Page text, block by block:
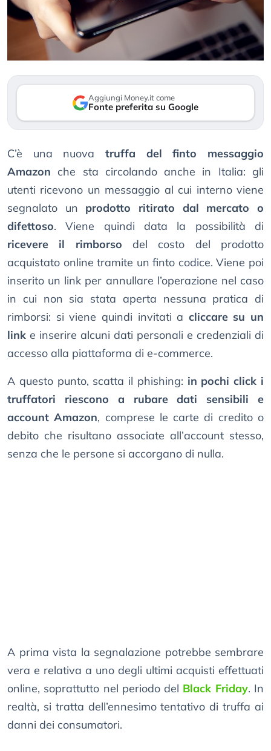
Aggiungi Money.it come
Fonte preferita su Google
C’è una nuova truffa del finto messaggio
Amazon che sta circolando anche in Italia: gli
utenti ricevono un messaggio al cui interno viene
segnalato un prodotto ritirato dal mercato o
difettoso. Viene quindi data la possibilità di
ricevere il rimborso del costo del prodotto
acquistato online tramite un finto codice. Viene poi
inserito un link per annullare l’operazione nel caso
in cui non sia stata aperta nessuna pratica di
rimborsi: si viene quindi invitati a cliccare su un
link e inserire alcuni dati personali e credenziali di
accesso alla piattaforma di e-commerce.
A questo punto, scatta il phishing: in pochi click i
truffatori riescono a rubare dati sensibili e
account Amazon, comprese le carte di credito o
debito che risultano associate all’account stesso,
senza che le persone si accorgano di nulla.
A prima vista la segnalazione potrebbe sembrare
vera e relativa a uno degli ultimi acquisti effettuati
online, soprattutto nel periodo del Black Friday. In
realtà, si tratta dell’ennesimo tentativo di truffa ai
danni dei consumatori.